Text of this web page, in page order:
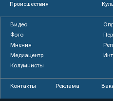
Происшествия
Видео
Фото
Мнения
Медиацентр
Колумнисты
Контакты Реклама